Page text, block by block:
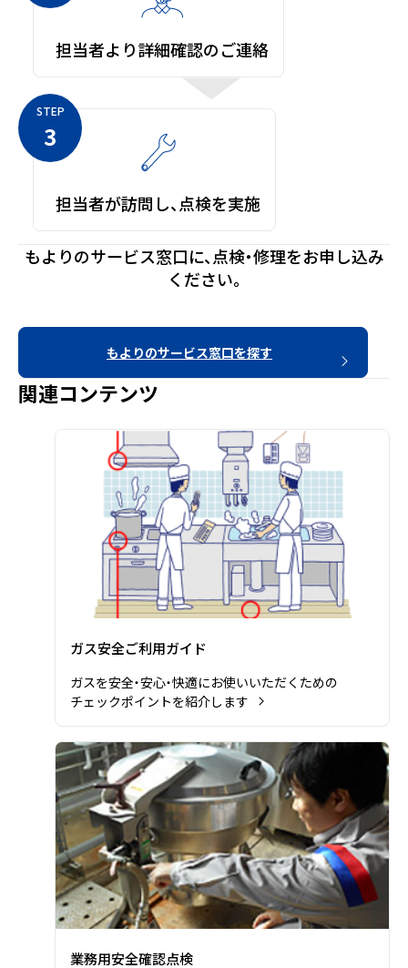
担当者より詳細確認のご連絡
STEP
3
担当者が訪問し、点検を実施
もよりのサービス窓口に、点検・修理をお申し込み
ください。
もよりのサービス窓口を探す
関連コンテンツ
ガス安全ご利用ガイド
ガスを安全・安心・快適にお使いいただくための
チェックポイントを紹介します
ガス安全ご利用ガイドの詳細を見る
業務用安全確認点検
業務用安全確認点検の詳細を見る